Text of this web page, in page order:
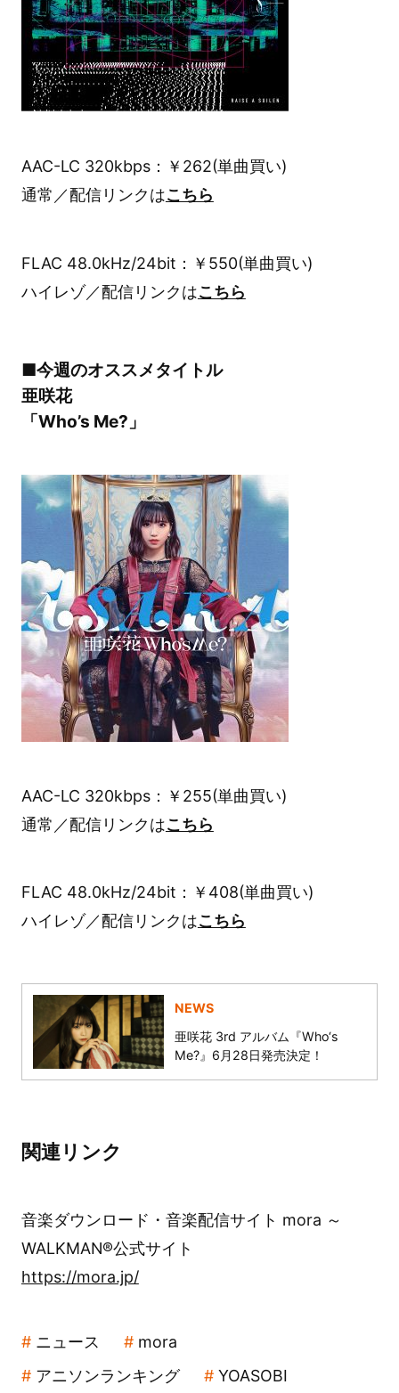
AAC-LC 320kbps：￥262(単曲買い)
通常／配信リンクはこちら
FLAC 48.0kHz/24bit：￥550(単曲買い)
ハイレゾ／配信リンクはこちら
■今週のオススメタイトル
亜咲花
「Who’s Me?」
AAC-LC 320kbps：￥255(単曲買い)
通常／配信リンクはこちら
FLAC 48.0kHz/24bit：￥408(単曲買い)
ハイレゾ／配信リンクはこちら
NEWS
亜咲花 3rd アルバム『Who‘s
Me?』6月28日発売決定！
関連リンク
音楽ダウンロード・音楽配信サイト mora ～
WALKMAN®公式サイト
https://mora.jp/
ニュース
mora
アニソンランキング
YOASOBI